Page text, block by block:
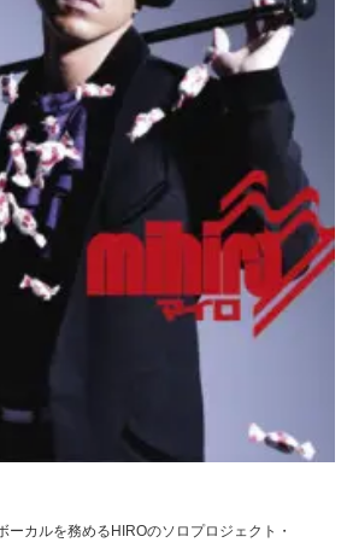
ーカルを務めるHIROのソロプロジェクト・